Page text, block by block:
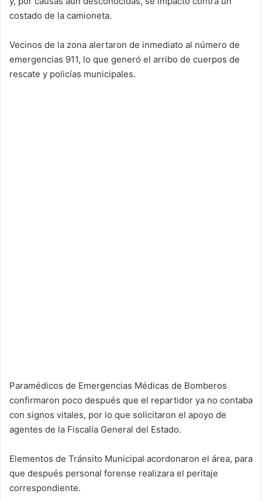
costado de la camioneta.
Vecinos de la zona alertaron de inmediato al número de
emergencias 911, lo que generó el arribo de cuerpos de
rescate y policías municipales.
Paramédicos de Emergencias Médicas de Bomberos
confirmaron poco después que el repartidor ya no contaba
con signos vitales, por lo que solicitaron el apoyo de
agentes de la Fiscalía General del Estado.
Elementos de Tránsito Municipal acordonaron el área, para
que después personal forense realizara el peritaje
correspondiente.